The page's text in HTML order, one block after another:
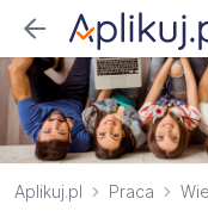
Aplikuj.pl Praca